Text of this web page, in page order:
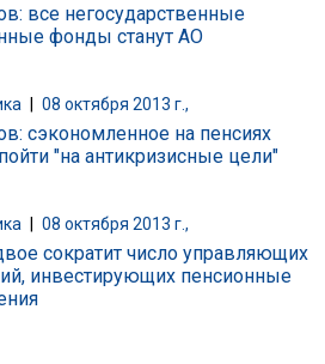
все негосударственные
фонды станут АО
08 октября 2013 г.,
сэкономленное на пенсиях
"на антикризисные цели"
08 октября 2013 г.,
сократит число управляющих
инвестирующих пенсионные